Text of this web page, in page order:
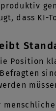
dass KI-
Position